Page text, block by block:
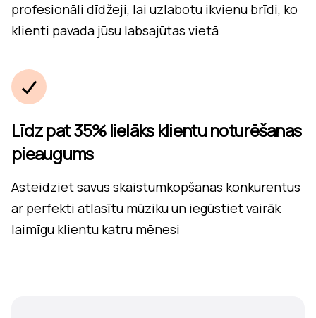
profesionāli dīdžeji, lai uzlabotu ikvienu brīdi, ko
klienti pavada jūsu labsajūtas vietā
Līdz pat 35% lielāks klientu noturēšanas
pieaugums
Asteidziet savus skaistumkopšanas konkurentus
ar perfekti atlasītu mūziku un iegūstiet vairāk
laimīgu klientu katru mēnesi